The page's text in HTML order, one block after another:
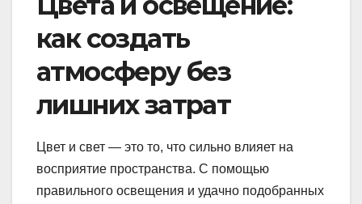
как создать
атмосферу без
лишних затрат
Цвет и свет — это то, что сильно влияет на
восприятие пространства. С помощью
правильного освещения и удачно подобранных